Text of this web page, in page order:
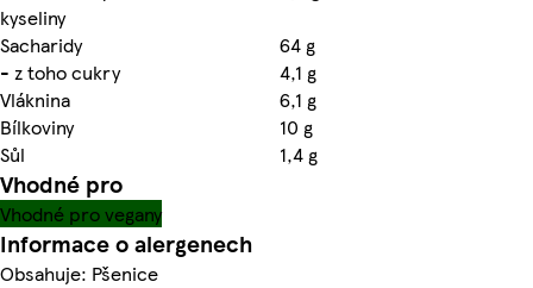
kyseliny
Sacharidy
64 g
- z toho cukry
4,1 g
Vláknina
6,1 g
Bílkoviny
10 g
Sůl
1,4 g
Vhodné pro
Vhodné pro vegany
Informace o alergenech
Obsahuje: Pšenice